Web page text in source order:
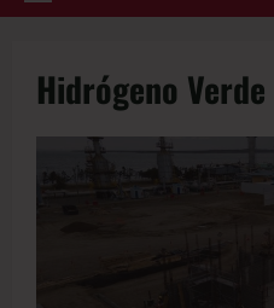
Hidrógeno Verde